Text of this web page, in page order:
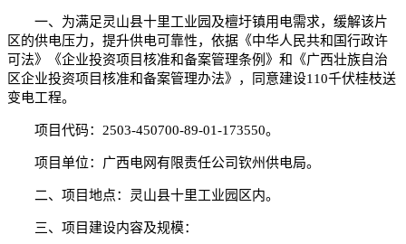
一、为满足灵山县十里工业园及檀圩镇用电需求，缓解该片
区的供电压力，提升供电可靠性，依据《中华人民共和国行政许
可法》《企业投资项目核准和备案管理条例》和《广西壮族自治
区企业投资项目核准和备案管理办法》，同意建设110千伏桂枝送
变电工程。
项目代码：2503-450700-89-01-173550。
项目单位：广西电网有限责任公司钦州供电局。
二、项目地点：灵山县十里工业园区内。
三、项目建设内容及规模：